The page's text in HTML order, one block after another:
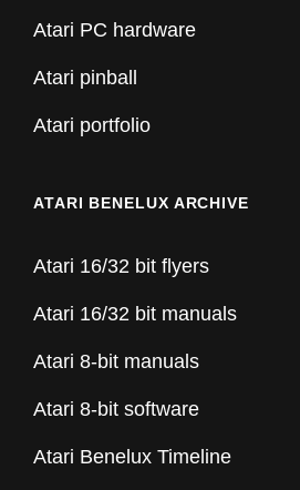
Atari PC hardware
Atari pinball
Atari portfolio
ATARI BENELUX ARCHIVE
Atari 16/32 bit flyers
Atari 16/32 bit manuals
Atari 8-bit manuals
Atari 8-bit software
Atari Benelux Timeline